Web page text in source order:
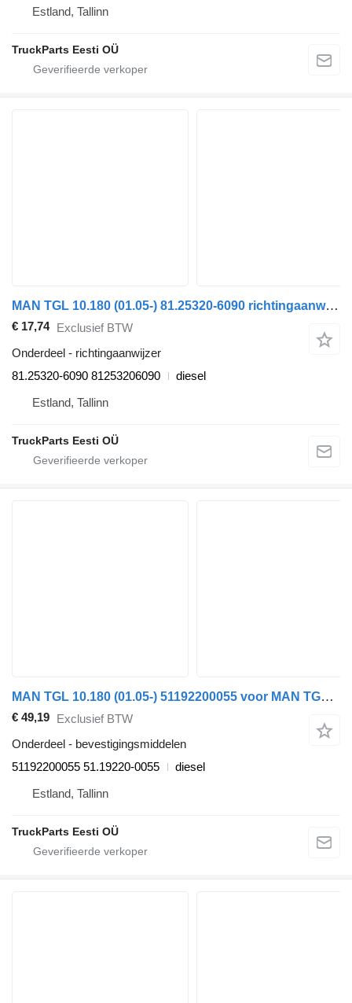
Estland, Tallinn
TruckParts Eesti OÜ
MAN TGL 10.180 (01.05-) 81.25320-6090 richtingaanwijzer voor MAN TGL, TGM, TGS, TGX (2005-2021) trekker
€ 17,74 Exclusief BTW
Onderdeel - richtingaanwijzer
81.25320-6090 81253206090
diesel
Estland, Tallinn
TruckParts Eesti OÜ
MAN TGL 10.180 (01.05-) 51192200055 voor MAN TGL, TGM, TGS, TGX (2005-2021) trekker
€ 49,19 Exclusief BTW
Onderdeel - bevestigingsmiddelen
51192200055 51.19220-0055
diesel
Estland, Tallinn
TruckParts Eesti OÜ